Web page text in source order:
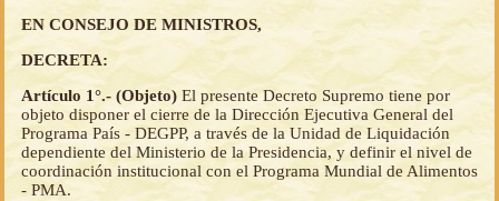
EN CONSEJO DE MINISTROS,
DECRETA:
Artículo 1°.- (Objeto) El presente Decreto Supremo tiene por
objeto disponer el cierre de la Dirección Ejecutiva General del
Programa País - DEGPP, a través de la Unidad de Liquidación
dependiente del Ministerio de la Presidencia, y definir el nivel de
coordinación institucional con el Programa Mundial de Alimentos
- PMA.